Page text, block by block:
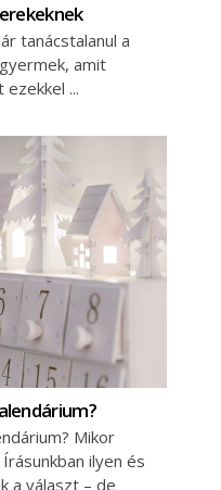
tanácstalanul a
amit
ezekkel
Mikor
ilyen és
a választ – de